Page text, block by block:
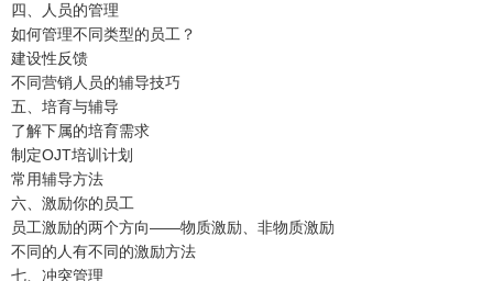
四、人员的管理
如何管理不同类型的员工？
建设性反馈
不同营销人员的辅导技巧
五、培育与辅导
了解下属的培育需求
制定OJT培训计划
常用辅导方法
六、激励你的员工
员工激励的两个方向——物质激励、非物质激励
不同的人有不同的激励方法
七、冲突管理